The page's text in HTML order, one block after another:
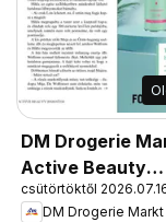
DM Drogerie
Active Beauty
2026/07-08
csütörtöktől
DM Drogerie Markt